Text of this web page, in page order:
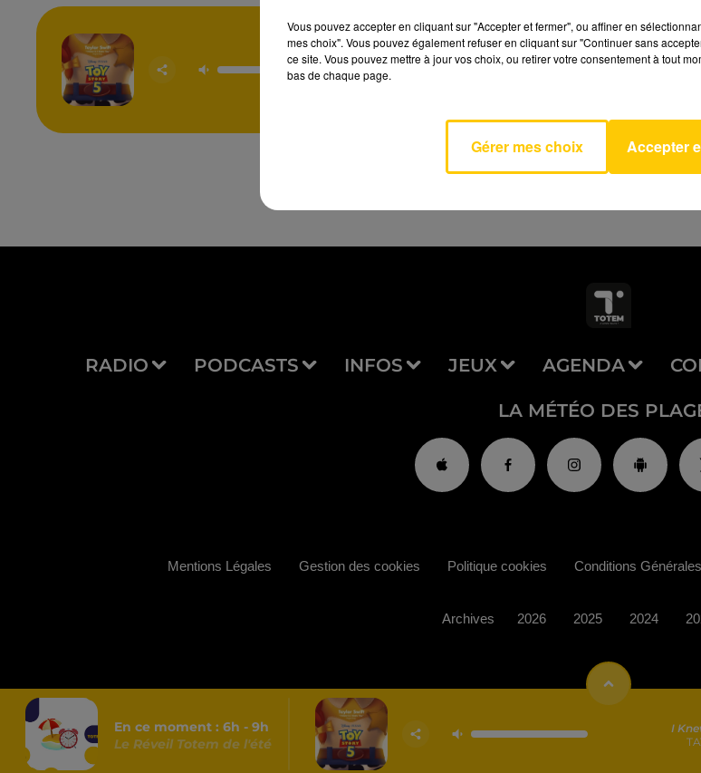
I Knew It I Knew
You
TAYLOR SWIFT
AVEYRON NORD
RADIO PODCASTS INFOS JEUX AGENDA
LA MÉTÉO DES
En ce moment : 6h - 9h
Le Réveil Totem de l'été
I
Mentions Légales Gestion des cookies Politique cookies Conditions
Archives 2026 2025 2024
Vous pouvez accepter en cliquant sur "Accepter et fermer", ou affiner en
mes choix". Vous pouvez également refuser en cliquant sur "Continuer sans
ce site. Vous pouvez mettre à jour vos choix, ou retirer votre consentement à tout
bas de chaque page.
Gérer mes choix Accepter